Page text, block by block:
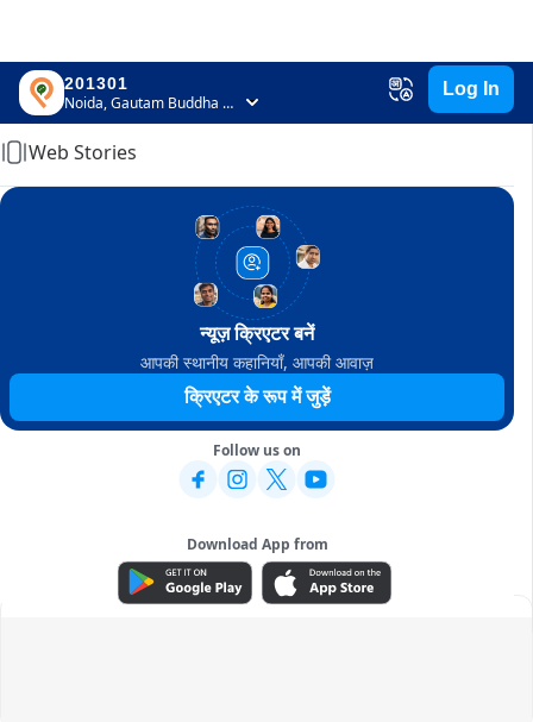
201301
Noida, Gautam Buddha Nagar, Uttar Pradesh
Log In
Home
Web Stories
न्यूज़ क्रिएटर बनें
आपकी स्थानीय कहानियाँ, आपकी आवाज़
क्रिएटर के रूप में जुड़ें
Follow us on
Download App from
ADVERTISEMENT